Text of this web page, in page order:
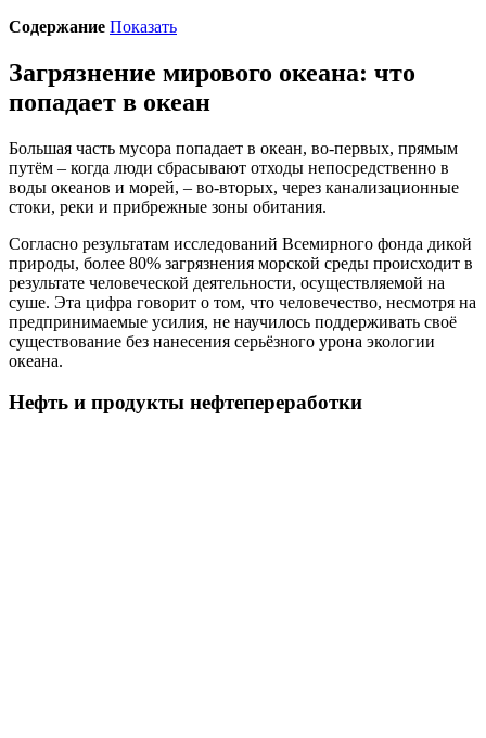
Содержание Показать
Загрязнение мирового океана: что
попадает в океан
Большая часть мусора попадает в океан, во-первых, прямым
путём – когда люди сбрасывают отходы непосредственно в
воды океанов и морей, – во-вторых, через канализационные
стоки, реки и прибрежные зоны обитания.
Согласно результатам исследований Всемирного фонда дикой
природы, более 80% загрязнения морской среды происходит в
результате человеческой деятельности, осуществляемой на
суше. Эта цифра говорит о том, что человечество, несмотря на
предпринимаемые усилия, не научилось поддерживать своё
существование без нанесения серьёзного урона экологии
океана.
Нефть и продукты нефтепереработки